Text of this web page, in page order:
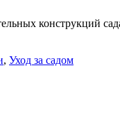
конструкций
, Уход за садом